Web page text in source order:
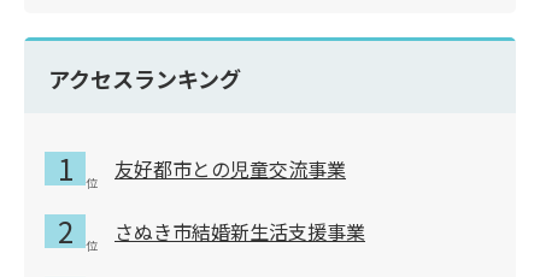
アクセスランキング
友好都市との児童交流事業
さぬき市結婚新生活支援事業